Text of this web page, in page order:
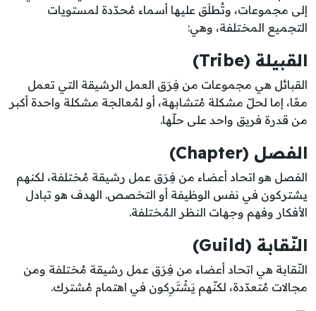
إلى مجموعات، وتُطلَق عليها أسماء مُحدّدة لمستويات
التجميع المختلفة، وهي:
القبيلة (Tribe)
القبائل هي مجموعات من فِرَق العمل الرشيقة التي تعمل
معًا، إما لحلّ مشكلة مُتشابهة، أو لمُعالجة مشكلة واحدة أكبر
من قدرة فريق واحد على حلّها.
الفصل (Chapter)
الفصل هو اتحاد أعضاء من فِرَق عمل رشيقة مُختلفة، لكنهم
يشتركون في نفس الوظيفة أو التخصص. الهدف هو تبادل
الأفكار وفهم وجهات النظر المُختلفة.
النّقابة (Guild)
النّقابة هي اتحاد أعضاء من فِرَق عمل رشيقة مُختلفة ومن
مجالات مُتعدّدة، لكنّهم يَشْتَرِكون في اهتمام مُشترك.